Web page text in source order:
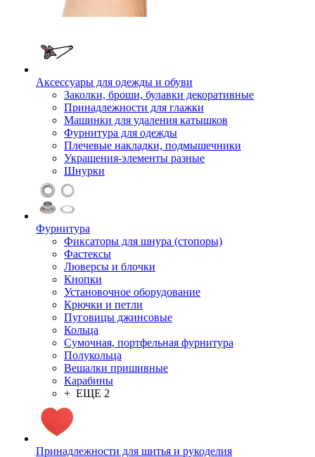
Аксессуары для одежды и обуви
Заколки, броши, булавки декоративные
Принадлежности для глажки
Машинки для удаления катышков
Фурнитура для одежды
Плечевые накладки, подмышечники
Украшения-элементы разные
Шнурки
Фурнитура
Фиксаторы для шнура (стопоры)
Фастексы
Люверсы и блочки
Кнопки
Установочное оборудование
Крючки и петли
Пуговицы джинсовые
Кольца
Сумочная, портфельная фурнитура
Полукольца
Вешалки пришивные
Карабины
+ ЕЩЕ 2
Принадлежности для шитья и рукоделия